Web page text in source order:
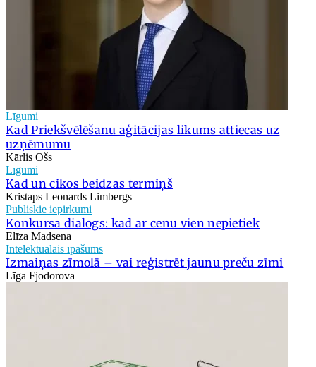
Līgumi
Kad Priekšvēlēšanu aģitācijas likums attiecas uz
uzņēmumu
Kārlis Ošs
Līgumi
Kad un cikos beidzas termiņš
Kristaps Leonards Limbergs
Publiskie iepirkumi
Konkursa dialogs: kad ar cenu vien nepietiek
Elīza Madsena
Intelektuālais īpašums
Izmaiņas zīmolā – vai reģistrēt jaunu preču zīmi
Līga Fjodorova